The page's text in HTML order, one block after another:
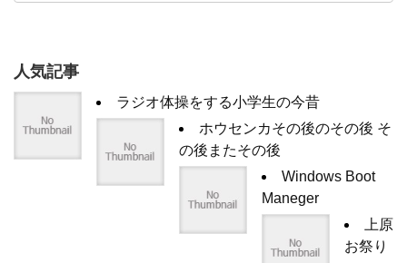
人気記事
ラジオ体操をする小学生の今昔
ホウセンカその後のその後 そ
の後またその後
Windows Boot
Maneger
上原
お祭り